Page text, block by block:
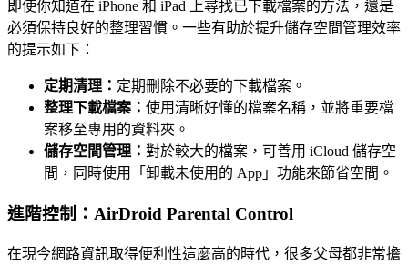
即使你知道在 iPhone 和 iPad 上尋找已下載檔案的方法，還是
必須保持良好的整理習慣。一些有助於提升儲存空間管理效率
的提示如下：
定期清理： 定期刪除不必要的下載檔案。
整理下載檔案： 使用清晰好懂的檔案名稱，並將重要檔
案移至專用的資料夾。
儲存空間管理： 對於較大的檔案，可善用 iCloud 儲存空
間，同時使用「卸載未使用的 App」功能來節省空間。
進階控制：AirDroid Parental Control
在現今網路資訊取得便利性這麼高的時代，很多父母都非常擔